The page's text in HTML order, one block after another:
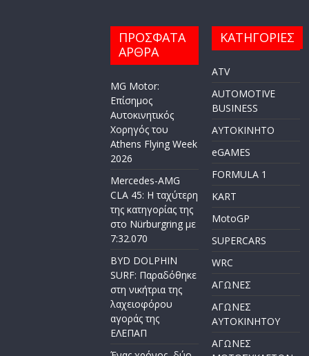
ΠΡΟΣΦΑΤΑ
ΑΡΘΡΑ
MG Motor:
Επίσημος
Αυτοκινητικός
Χορηγός του
Athens Flying Week
2026
Mercedes-AMG
CLA 45: Η ταχύτερη
της κατηγορίας της
στο Nürburgring με
7:32.070
BYD DOLPHIN
SURF: Παραδόθηκε
στη νικήτρια της
λαχειοφόρου
αγοράς της
ΕΛΕΠΑΠ
ΚΑΤΗΓΟΡΙΕΣ
ATV
AUTOMOTIVE
BUSINESS
AYTOKINHTO
eGAMES
FORMULA 1
KART
MotoGP
SUPERCARS
WRC
ΑΓΩΝΕΣ
ΑΓΩΝΕΣ
AYTOKINHTOY
ΑΓΩΝΕΣ